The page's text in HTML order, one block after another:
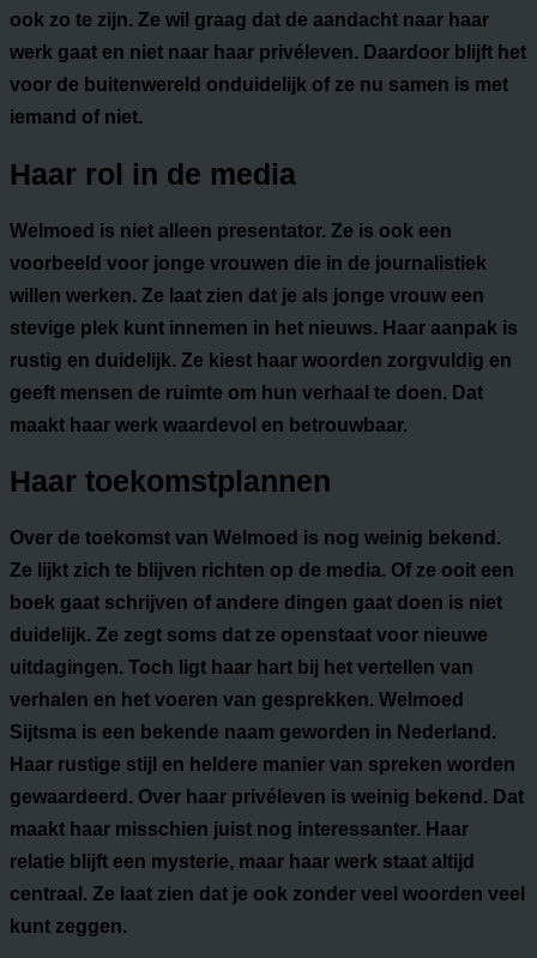
ook zo te zijn. Ze wil graag dat de aandacht naar haar
werk gaat en niet naar haar privéleven. Daardoor blijft het
voor de buitenwereld onduidelijk of ze nu samen is met
iemand of niet.
Haar rol in de media
Welmoed is niet alleen presentator. Ze is ook een
voorbeeld voor jonge vrouwen die in de journalistiek
willen werken. Ze laat zien dat je als jonge vrouw een
stevige plek kunt innemen in het nieuws. Haar aanpak is
rustig en duidelijk. Ze kiest haar woorden zorgvuldig en
geeft mensen de ruimte om hun verhaal te doen. Dat
maakt haar werk waardevol en betrouwbaar.
Haar toekomstplannen
Over de toekomst van Welmoed is nog weinig bekend.
Ze lijkt zich te blijven richten op de media. Of ze ooit een
boek gaat schrijven of andere dingen gaat doen is niet
duidelijk. Ze zegt soms dat ze openstaat voor nieuwe
uitdagingen. Toch ligt haar hart bij het vertellen van
verhalen en het voeren van gesprekken. Welmoed
Sijtsma is een bekende naam geworden in Nederland.
Haar rustige stijl en heldere manier van spreken worden
gewaardeerd. Over haar privéleven is weinig bekend. Dat
maakt haar misschien juist nog interessanter. Haar
relatie blijft een mysterie, maar haar werk staat altijd
centraal. Ze laat zien dat je ook zonder veel woorden veel
kunt zeggen.